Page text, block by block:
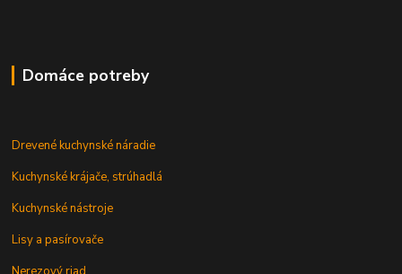
Domáce potreby
Drevené kuchynské náradie
Kuchynské krájače, strúhadlá
Kuchynské nástroje
Lisy a pasírovače